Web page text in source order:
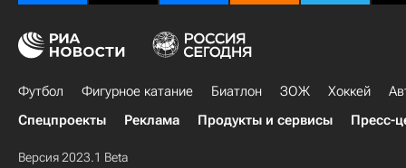
Футбол Фигурное катание Биатлон ЗОЖ Хоккей
Спецпроекты
Реклама Продукты и сервисы Пресс-
Версия 2023.1 Beta